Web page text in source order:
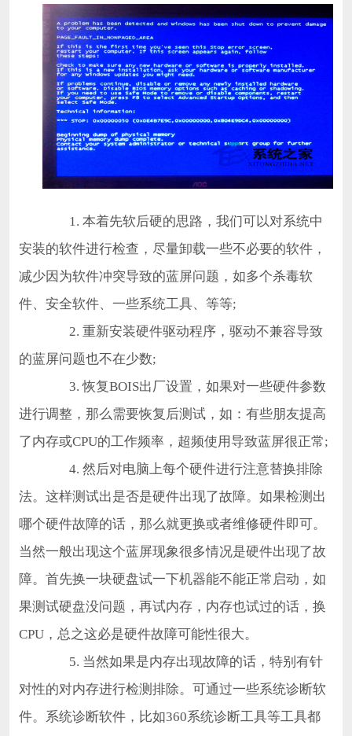
1. 本着先软后硬的思路，我们可以对系统中
安装的软件进行检查，尽量卸载一些不必要的软件，
减少因为软件冲突导致的蓝屏问题，如多个杀毒软
件、安全软件、一些系统工具、等等;
2. 重新安装硬件驱动程序，驱动不兼容导致
的蓝屏问题也不在少数;
3. 恢复BOIS出厂设置，如果对一些硬件参数
进行调整，那么需要恢复后测试，如：有些朋友提高
了内存或CPU的工作频率，超频使用导致蓝屏很正常;
4. 然后对电脑上每个硬件进行注意替换排除
法。这样测试出是否是硬件出现了故障。如果检测出
哪个硬件故障的话，那么就更换或者维修硬件即可。
当然一般出现这个蓝屏现象很多情况是硬件出现了故
障。首先换一块硬盘试一下机器能不能正常启动，如
果测试硬盘没问题，再试内存，内存也试过的话，换
CPU，总之这必是硬件故障可能性很大。
5. 当然如果是内存出现故障的话，特别有针
对性的对内存进行检测排除。可通过一些系统诊断软
件。系统诊断软件，比如360系统诊断工具等工具都